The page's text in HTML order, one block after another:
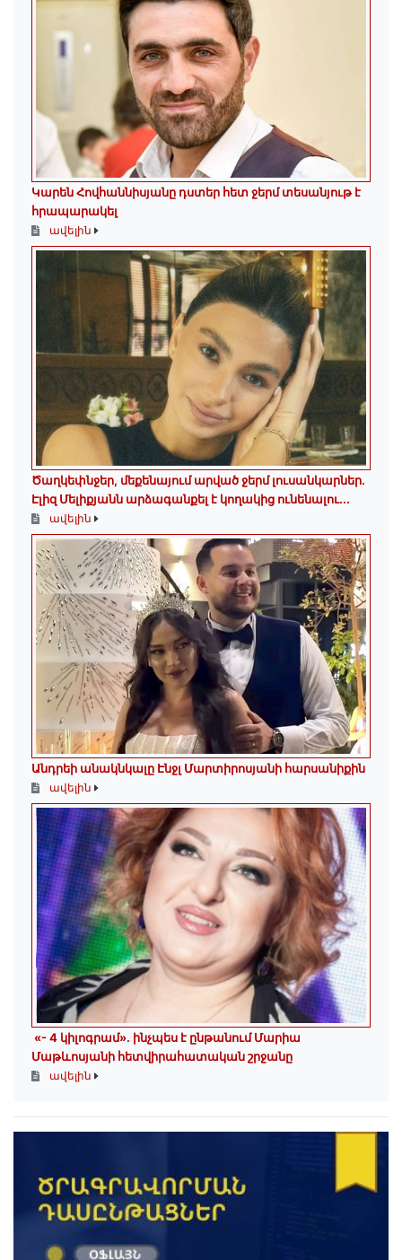
Կարեն Հովհաննիսյանը դստեր հետ ջերմ տեսանյութ է
հրապարակել
ավելին
Ծաղկեփնջեր, մեքենայում արված ջերմ լուսանկարներ.
Էլիզ Մելիքյանն արձագանքել է կողակից ունենալու...
ավելին
Անդրեի անակնկալը Էնջլ Մարտիրոսյանի հարսանիքին
ավելին
«- 4 կիլոգրամ». ինչպես է ընթանում Մարիա
Մաթևոսյանի հետվիրահատական շրջանը
ավելին